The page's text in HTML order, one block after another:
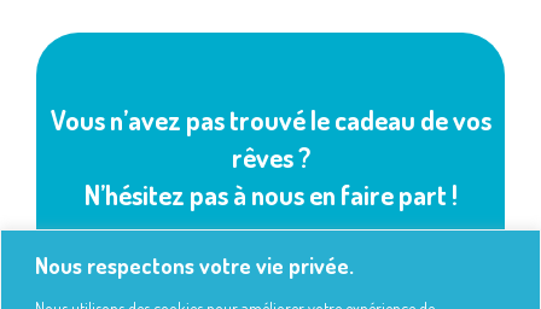
Nous respectons votre vie privée.
Vous n’avez pas trouvé le cadeau de vos
rêves ?
N’hésitez pas à nous en faire part !